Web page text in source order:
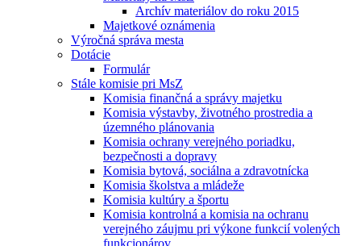
Archív materiálov do roku 2015
Majetkové oznámenia
Výročná správa mesta
Dotácie
Formulár
Stále komisie pri MsZ
Komisia finančná a správy majetku
Komisia výstavby, životného prostredia a
územného plánovania
Komisia ochrany verejného poriadku,
bezpečnosti a dopravy
Komisia bytová, sociálna a zdravotnícka
Komisia školstva a mládeže
Komisia kultúry a športu
Komisia kontrolná a komisia na ochranu
verejného záujmu pri výkone funkcií volených
funkcionárov